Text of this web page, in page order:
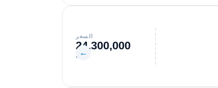
السعر
24,300,000
جنيه
←